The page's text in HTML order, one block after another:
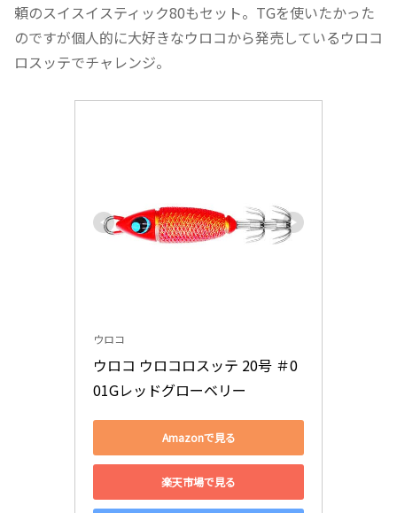
頼のスイスイスティック80もセット。TGを使いたかった
のですが個人的に大好きなウロコから発売しているウロコ
ロスッテでチャレンジ。
ウロコ
ウロコ ウロコロスッテ 20号 ＃0
01Gレッドグローベリー
Amazonで見る
楽天市場で見る